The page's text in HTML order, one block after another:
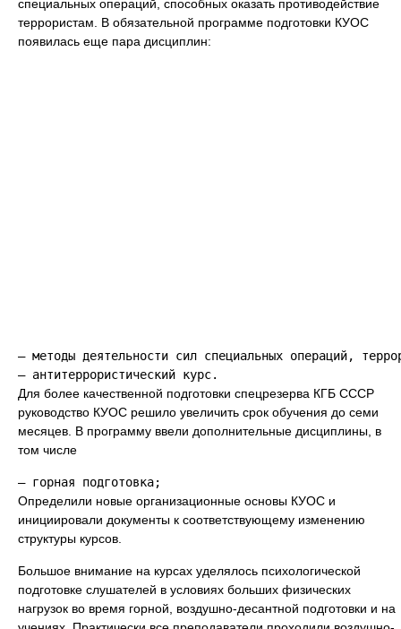
специальных операций, способных оказать противодействие
террористам. В обязательной программе подготовки КУОС
появилась еще пара дисциплин:
— методы деятельности сил специальных операций,
Для более качественной подготовки спецрезерва КГБ СССР
руководство КУОС решило увеличить срок обучения до семи
месяцев. В программу ввели дополнительные дисциплины, в
том числе
Определили новые организационные основы КУОС и
инициировали документы к соответствующему изменению
структуры курсов.
Большое внимание на курсах уделялось психологической
подготовке слушателей в условиях больших физических
нагрузок во время горной, воздушно-десантной подготовки и на